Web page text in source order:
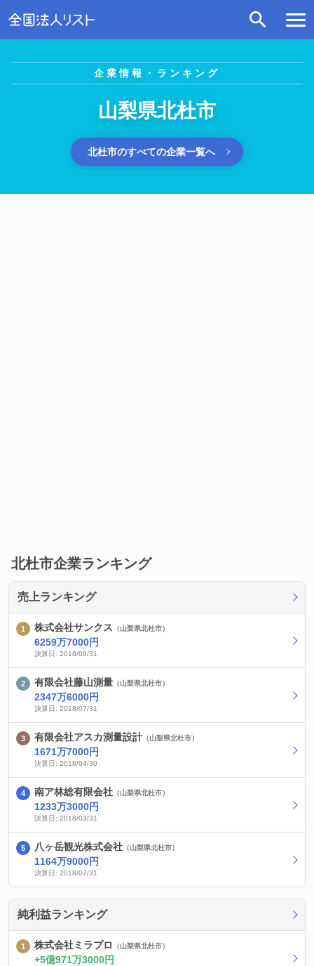
企業情報・ランキング
山梨県北杜市
北杜市のすべての企業一覧へ
北杜市企業ランキング
売上ランキング
株式会社サンクス （山梨県北杜市）
6259万7000円
決算日: 2018/08/31
有限会社藤山測量 （山梨県北杜市）
2347万6000円
決算日: 2018/07/31
有限会社アスカ測量設計 （山梨県北杜市）
1671万7000円
決算日: 2018/04/30
南ア林総有限会社 （山梨県北杜市）
1233万3000円
決算日: 2018/03/31
八ヶ岳観光株式会社 （山梨県北杜市）
1164万9000円
決算日: 2018/07/31
純利益ランキング
株式会社ミラプロ （山梨県北杜市）
5億971万3000円